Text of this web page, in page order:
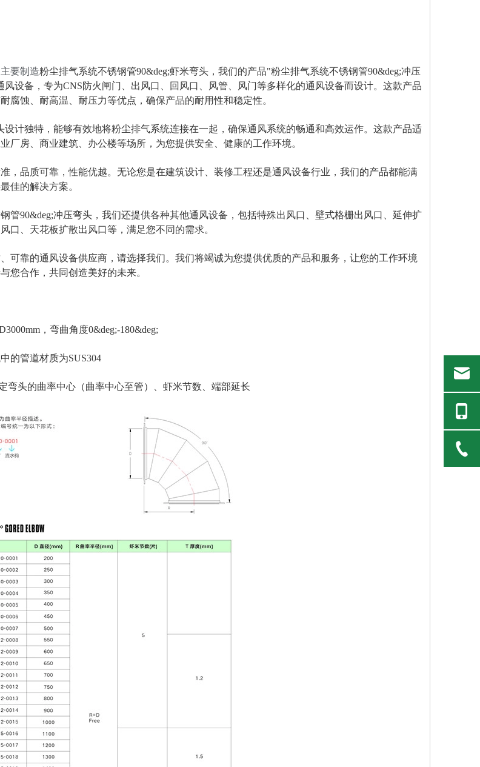
要制造粉尘排气系统不锈钢管90&deg;虾米弯头，我们的产品"粉尘排气系统不锈钢管90&deg;冲压
设备，专为CNS防火闸门、出风口、回风口、风管、风门等多样化的通风设备而设计。这款产品
腐蚀、耐高温、耐压力等优点，确保产品的耐用性和稳定性。
设计独特，能够有效地将粉尘排气系统连接在一起，确保通风系统的畅通和高效运作。这款产品适
厂房、商业建筑、办公楼等场所，为您提供安全、健康的工作环境。
，品质可靠，性能优越。无论您是在建筑设计、装修工程还是通风设备行业，我们的产品都能满
佳的解决方案。
管90&deg;冲压弯头，我们还提供各种其他通风设备，包括特殊出风口、壁式格栅出风口、延伸扩
口、天花板扩散出风口等，满足您不同的需求。
可靠的通风设备供应商，请选择我们。我们将竭诚为您提供优质的产品和服务，让您的工作环境
您合作，共同创造美好的未来。
，弯曲角度0&deg;-180&deg;
的管道材质为SUS304
弯头的曲率中心（曲率中心至管）、虾米节数、端部延长